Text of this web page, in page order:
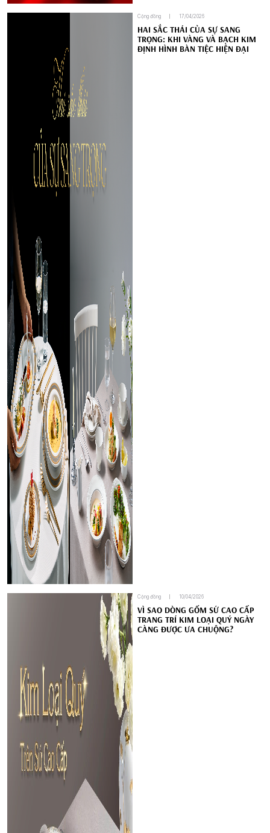
Cộng đồng 17/04/2026
HAI SẮC THÁI CỦA SỰ SANG
TRỌNG: KHI VÀNG VÀ BẠCH KIM
ĐỊNH HÌNH BÀN TIỆC HIỆN ĐẠI
Cộng đồng 10/04/2026
VÌ SAO DÒNG GỐM SỨ CAO CẤP
TRANG TRÍ KIM LOẠI QUÝ NGÀY
CÀNG ĐƯỢC ƯA CHUỘNG?